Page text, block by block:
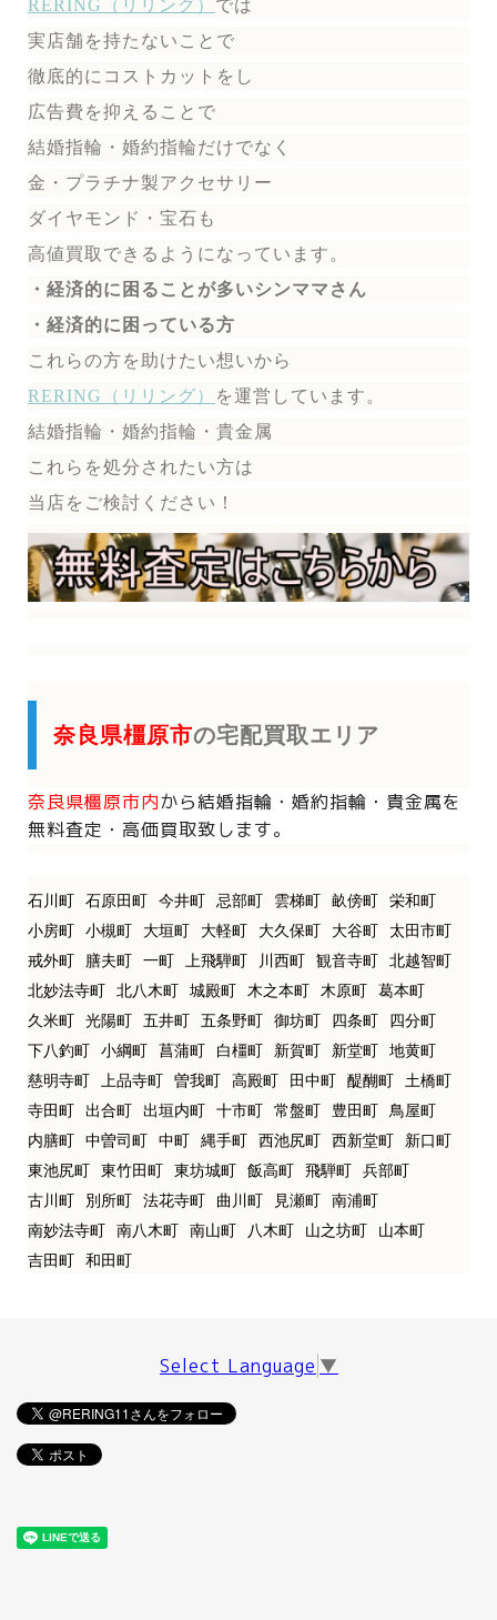
RERING（リリング） では
実店舗を持たないことで
徹底的にコストカットをし
広告費を抑えることで
結婚指輪・婚約指輪だけでなく
金・プラチナ製アクセサリー
ダイヤモンド・宝石も
高値買取できるようになっています。
・経済的に困ることが多いシンママさん
・経済的に困っている方
これらの方を助けたい想いから
RERING（リリング）
を運営しています。
結婚指輪・婚約指輪・貴金属
これらを処分されたい方は
当店をご検討ください！
奈良県橿原市の宅配買取エリア
奈良県橿原市内から結婚指輪・婚約指輪・貴金属を
無料査定・高価買取致します。
石川町 石原田町 今井町 忌部町 雲梯町 畝傍町
栄和町
小房町
小槻町 大垣町 大軽町 大久保町 大谷町
太田市町
戒外町
膳夫町 一町 上飛騨町 川西町 観音寺町
北越智町
北妙法寺町
北八木町 城殿町 木之本町 木原町
葛本町
久米町
光陽町 五井町 五条野町 御坊町 四条町
四分町
下八釣町
小綱町 菖蒲町 白橿町 新賀町 新堂町
地黄町
慈明寺町
上品寺町 曽我町 高殿町 田中町 醍醐町
土橋町
寺田町
出合町 出垣内町 十市町 常盤町 豊田町
鳥屋町
内膳町
中曽司町 中町 縄手町 西池尻町 西新堂町
新口町
東池尻町
東竹田町 東坊城町 飯高町 飛騨町
兵部町
古川町
別所町 法花寺町 曲川町 見瀬町
南浦町
南妙法寺町
南八木町 南山町 八木町 山之坊町
山本町
吉田町
和田町
Select Language ▼